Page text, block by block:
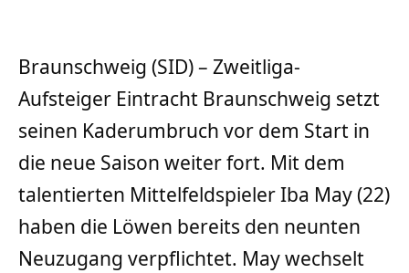
Braunschweig (SID) – Zweitliga-
Aufsteiger Eintracht Braunschweig setzt
seinen Kaderumbruch vor dem Start in
die neue Saison weiter fort. Mit dem
talentierten Mittelfeldspieler Iba May (22)
haben die Löwen bereits den neunten
Neuzugang verpflichtet. May wechselt